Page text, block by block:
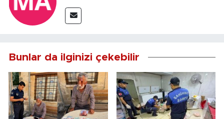
Bunlar da ilginizi çekebilir